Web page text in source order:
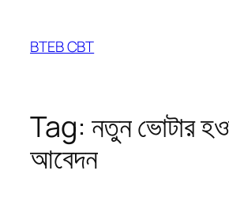
content
BTEB CBT
Tag: নতুন ভোটার
আবেদন